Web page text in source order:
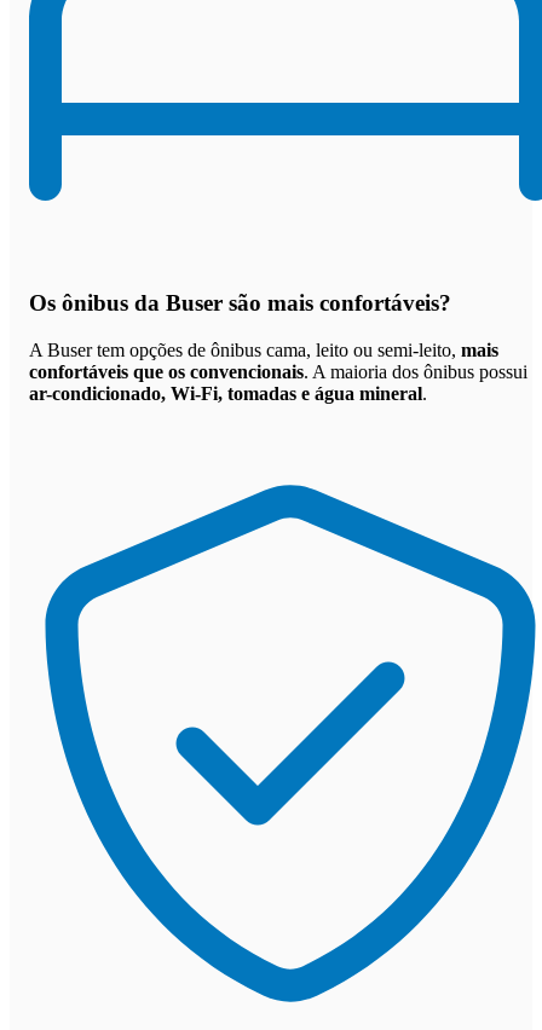
Os ônibus da Buser são mais confortáveis?
A Buser tem opções de ônibus cama, leito ou semi-leito, mais
confortáveis que os convencionais. A maioria dos ônibus possui
ar-condicionado, Wi-Fi, tomadas e água mineral.